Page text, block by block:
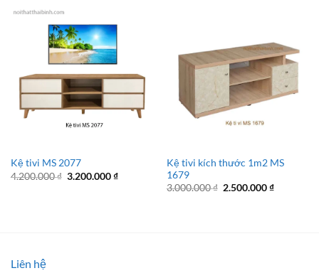
Kệ tivi MS 2077
4.200.000₫ Giá
3.200.000₫Giá
Kệ tivi kích thước 1m2 MS
1679
3.000.000₫ Giá
2.500.000₫Giá
Liên hệ